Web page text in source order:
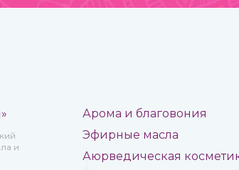
и
Арома и благовония
Эфирные масла
Аюрведическая